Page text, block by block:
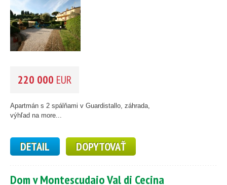
87
220 000 EUR
Apartmán s 2 spálňami v Guardistallo, záhrada,
výhľad na more...
DETAIL DOPYTOVAŤ
Dom v Montescudaio Val di Cecina